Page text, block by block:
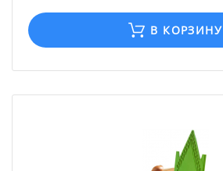
В КОРЗИНУ